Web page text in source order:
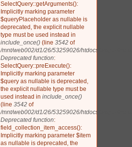
SelectQuery::getArguments():
Implicitly marking parameter
$queryPlaceholder as nullable is
deprecated, the explicit nullable
type must be used instead in
include_once() (line 3542 of
/mnt/web002/d1/26/53259026/htdocs/drupal/
Deprecated function:
SelectQuery::preExecute():
Implicitly marking parameter
$query as nullable is deprecated,
the explicit nullable type must be
used instead in include_once()
(line 3542 of
/mnt/web002/d1/26/53259026/htdocs/drupal/
Deprecated function:
field_collection_item_access():
Implicitly marking parameter $item
as nullable is deprecated, the